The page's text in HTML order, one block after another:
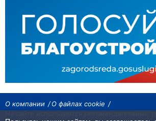
О компании
О файлах cookie